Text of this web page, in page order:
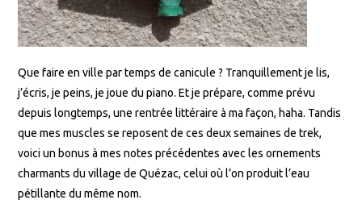
Que faire en ville par temps de canicule ? Tranquillement je lis,
j’écris, je peins, je joue du piano. Et je prépare, comme prévu
depuis longtemps, une rentrée littéraire à ma façon, haha. Tandis
que mes muscles se reposent de ces deux semaines de trek,
voici un bonus à mes notes précédentes avec les ornements
charmants du village de Quézac, celui où l’on produit l’eau
pétillante du même nom.